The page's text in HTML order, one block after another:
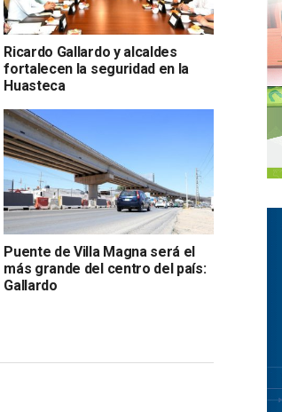
Ricardo Gallardo y alcaldes
fortalecen la seguridad en la
Huasteca
Puente de Villa Magna será el
más grande del centro del país:
Gallardo